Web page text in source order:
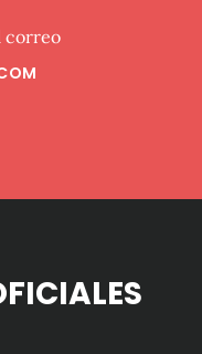
correo